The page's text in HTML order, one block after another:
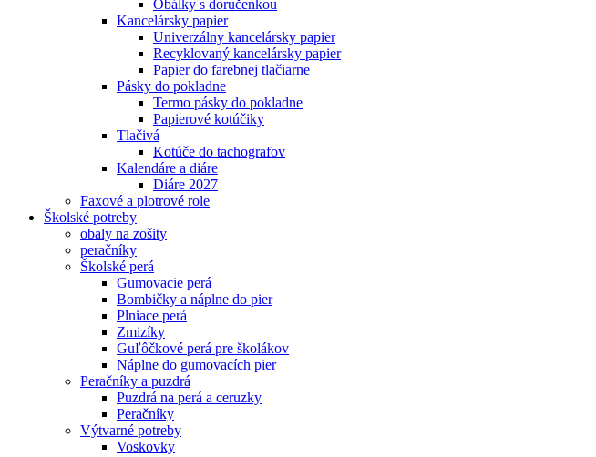
Obálky s doručenkou
Kancelársky papier
Univerzálny kancelársky papier
Recyklovaný kancelársky papier
Papier do farebnej tlačiarne
Pásky do pokladne
Termo pásky do pokladne
Papierové kotúčiky
Tlačivá
Kotúče do tachografov
Kalendáre a diáre
Diáre 2027
Faxové a plotrové role
Školské potreby
obaly na zošity
peračníky
Školské perá
Gumovacie perá
Bombičky a náplne do pier
Plniace perá
Zmizíky
Guľôčkové perá pre školákov
Náplne do gumovacích pier
Peračníky a puzdrá
Puzdrá na perá a ceruzky
Peračníky
Výtvarné potreby
Voskovky